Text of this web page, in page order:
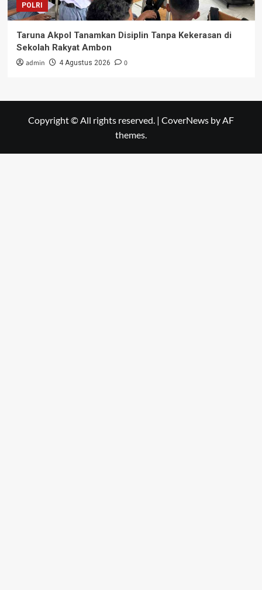
POLRI
Taruna Akpol Tanamkan Disiplin Tanpa Kekerasan di
Sekolah Rakyat Ambon
admin 4 Agustus 2026 0
Copyright © All rights reserved. | CoverNews by AF
themes.